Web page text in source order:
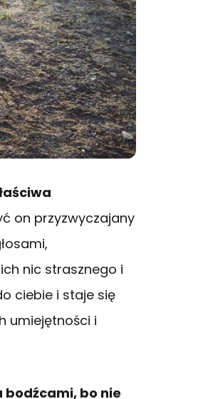
on przyzwyczajany
nic strasznego i
ciebie i staje się
umiejętności i
bodźcami, bo nie